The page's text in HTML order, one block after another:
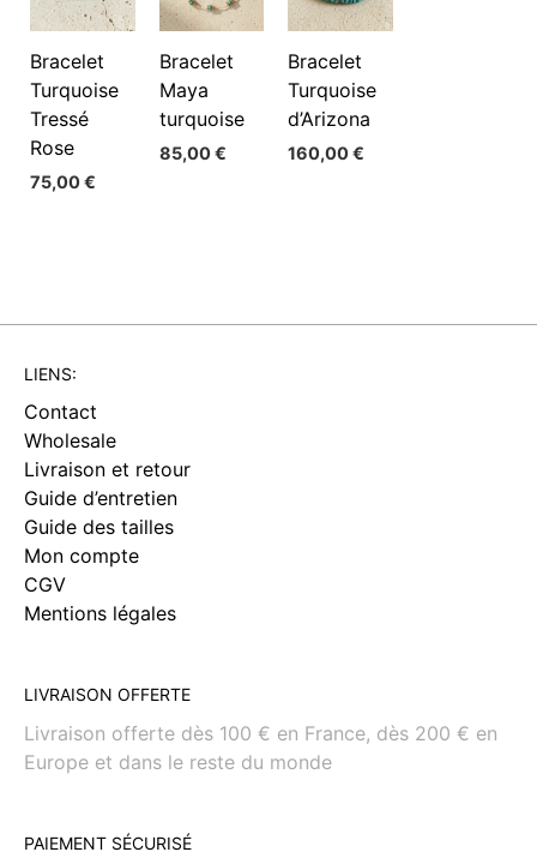
Bracelet
Turquoise
Tressé
Rose
75,00€
Bracelet
Maya
turquoise
85,00€
Bracelet
Turquoise
d’Arizona
160,00€
LIENS:
Contact
Wholesale
Livraison et retour
Guide d’entretien
Guide des tailles
Mon compte
CGV
Mentions légales
LIVRAISON OFFERTE
Livraison offerte dès 100 € en France, dès 200 € en
Europe et dans le reste du monde
PAIEMENT SÉCURISÉ